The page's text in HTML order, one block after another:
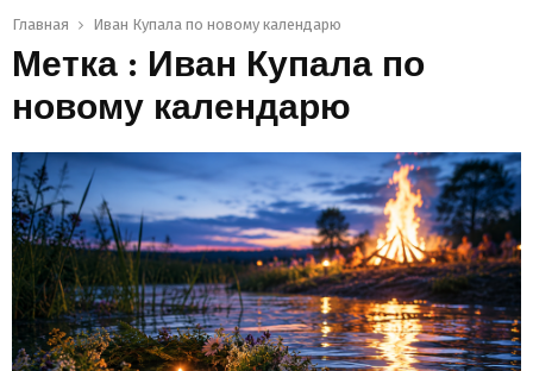
Главная Иван Купала по новому календарю
Метка : Иван Купала по
новому календарю